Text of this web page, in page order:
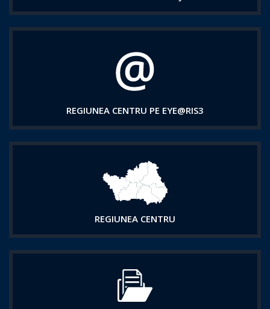
REGIUNEA CENTRU PE EYE@RIS3
REGIUNEA CENTRU